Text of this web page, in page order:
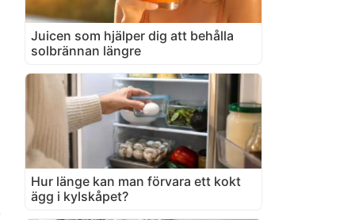
Juicen som hjälper dig att behålla
solbrännan längre
Hur länge kan man förvara ett kokt
ägg i kylskåpet?